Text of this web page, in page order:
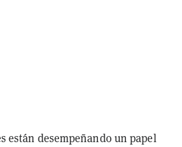
están desempeñando un papel